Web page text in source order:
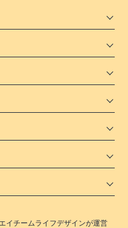
イチームライフデザインが運営